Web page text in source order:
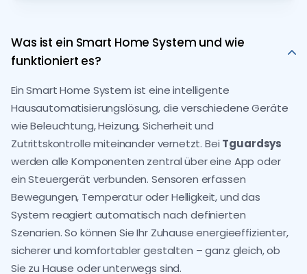
Was ist ein Smart Home System und wie
funktioniert es?
Ein Smart Home System ist eine intelligente
Hausautomatisierungslösung, die verschiedene Geräte
wie Beleuchtung, Heizung, Sicherheit und
Zutrittskontrolle miteinander vernetzt. Bei Tguardsys
werden alle Komponenten zentral über eine App oder
ein Steuergerät verbunden. Sensoren erfassen
Bewegungen, Temperatur oder Helligkeit, und das
System reagiert automatisch nach definierten
Szenarien. So können Sie Ihr Zuhause energieeffizienter,
sicherer und komfortabler gestalten – ganz gleich, ob
Sie zu Hause oder unterwegs sind.